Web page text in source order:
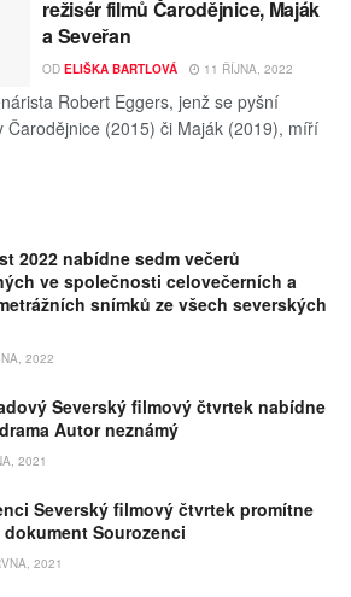
režisér filmů Čarodějnice, Maják
a Seveřan
OD ELIŠKA BARTLOVÁ 11 ŘÍJNA, 2022
Robert Eggers, jenž se pyšní
Čarodějnice (2015) či Maják (2019), míří
2022 nabídne sedm večerů
ve společnosti celovečerních a
snímků ze všech severských
2022
Severský filmový čtvrtek nabídne
Autor neznámý
2021
Severský filmový čtvrtek promítne
Sourozenci
2021